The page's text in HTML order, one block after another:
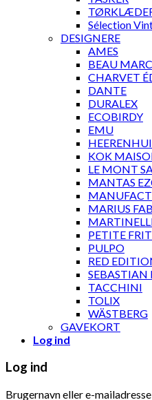
Sélection
DESIGNERE
AMES
BEAU
CHARVET
DANTE
DURALEX
ECOBIRDY
EMU
KOK
LE MONT
MANTAS
MARIUS
PETITE
PULPO
RED
SEBASTIAN
TACCHINI
TOLIX
WÄSTBERG
GAVEKORT
Log ind
Log ind
Brugernavn eller e-mailadresse